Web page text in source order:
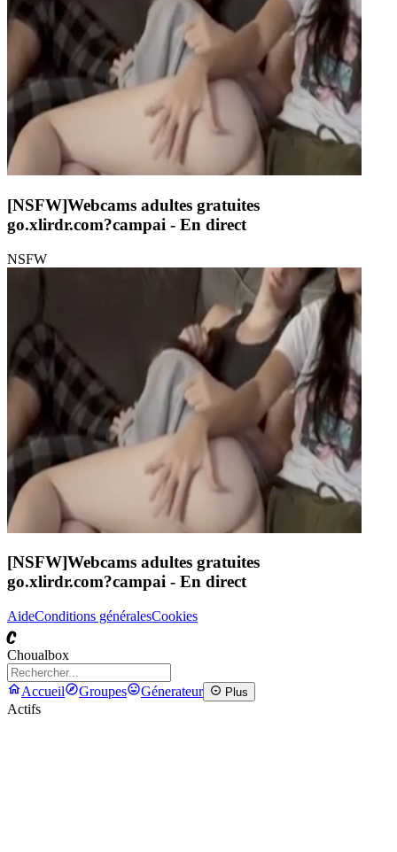
[NSFW]Webcams adultes gratuites
go.xlirdr.com?campai - En direct
NSFW
[NSFW]Webcams adultes gratuites
go.xlirdr.com?campai - En direct
AideConditions généralesCookies
C
Choualbox
Accueil Groupes Génerateur Plus
Actifs